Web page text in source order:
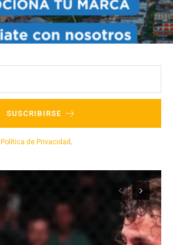
SUSCRIBIRSE
Política de Privacidad